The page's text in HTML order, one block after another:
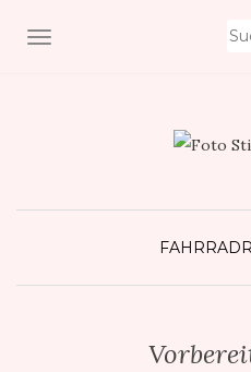
NAVIGATION EIN-/